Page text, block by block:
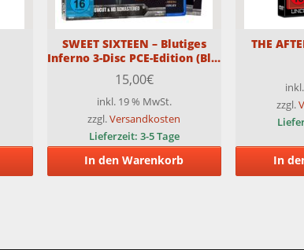
SWEET SIXTEEN – Blutiges
Inferno 3-Disc PCE-Edition (Blu-
ray + 2 x DVD) Limitiert auf
1000 Stück
15,00€
inkl. 19 % MwSt.
zzgl.Versandkosten
Lieferzeit: 3-5 Tage
In den Warenkorb
THE
zzgl.
In